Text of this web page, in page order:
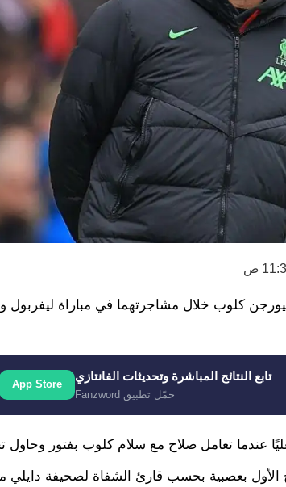
ص
كلوب خلال مشاجرتهما في مباراة
تابع النتائج المباشرة وتحديثات الفانتازي
حمّل تطبيق Fanzword
App Store
عندما تعامل صلاح مع سلام كلوب بفتور وحاول
بعصبية بحسب قارئ الشفاة لصحيفة دايلي